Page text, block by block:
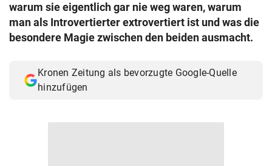
warum sie eigentlich gar nie weg waren, warum
man als Introvertierter extrovertiert ist und was die
besondere Magie zwischen den beiden ausmacht.
Kronen Zeitung als bevorzugte Google-Quelle
hinzufügen